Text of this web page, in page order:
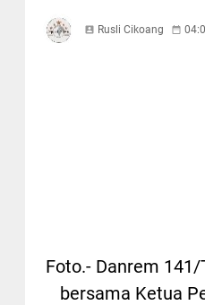
Rusli Cikoang
Foto.- Danrem 141/
bersama Ketua